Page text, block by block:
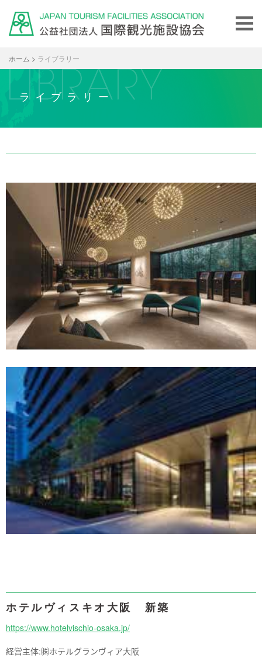
ホーム > ライブラリー
ライブラリー
ホテルヴィスキオ大阪 新築
https://www.hotelvischio-osaka.jp/
経営主体:㈱ホテルグランヴィア大阪